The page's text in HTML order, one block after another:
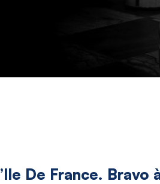
De France.